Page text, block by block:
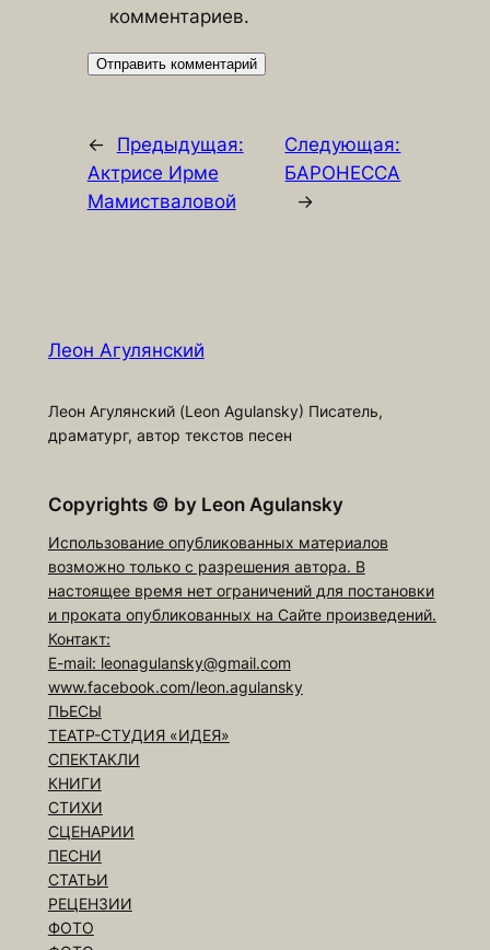
комментариев.
←
Предыдущая:
Актрисе Ирме
Мамистваловой
Следующая:
БАРОНЕССА
→
Леон Агулянский
Леон Агулянский (Leon Agulansky) Писатель,
драматург, автор текстов песен
Copyrights © by Leon Agulansky
Использование опубликованных материалов
возможно только с разрешения автора. В
настоящее время нет ограничений для постановки
и проката опубликованных на Сайте произведений.
Контакт:
E-mail: leonagulansky@gmail.com
www.facebook.com/leon.agulansky
ПЬЕСЫ
ТЕАТР-СТУДИЯ «ИДЕЯ»
СПЕКТАКЛИ
КНИГИ
СТИХИ
СЦЕНАРИИ
ПЕСНИ
СТАТЬИ
РЕЦЕНЗИИ
ФОТО